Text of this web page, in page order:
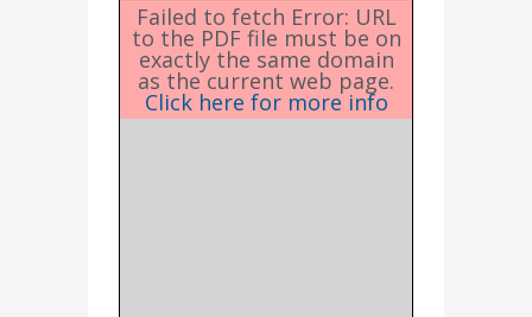
Failed to fetch Error: URL
to the PDF file must be on
exactly the same domain
as the current web page.
Click here for more info